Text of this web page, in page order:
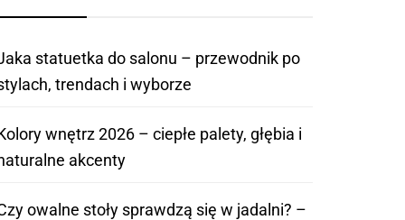
statuetka do salonu – przewodnik po
trendach i wyborze
wnętrz 2026 – ciepłe palety, głębia i
akcenty
owalne stoły sprawdzą się w jadalni? –